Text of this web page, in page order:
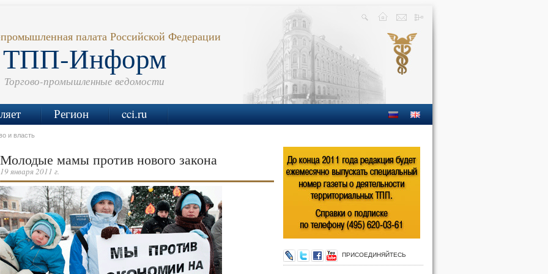
палата Российской Федерации
ТПП-Информ
Торгово-промышленные ведомости
Регион cci.ru
и власть
Молодые мамы против нового закона
19 января 2011 г.
ПРИСОЕДИНЯЙТЕСЬ